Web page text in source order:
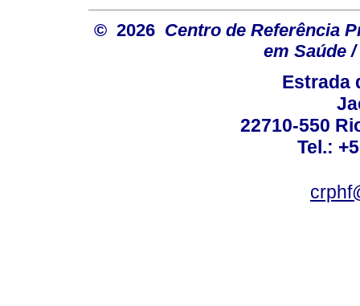
© 2026 Centro de Referência
em Saúde
Estrada
22710-550
Tel.: